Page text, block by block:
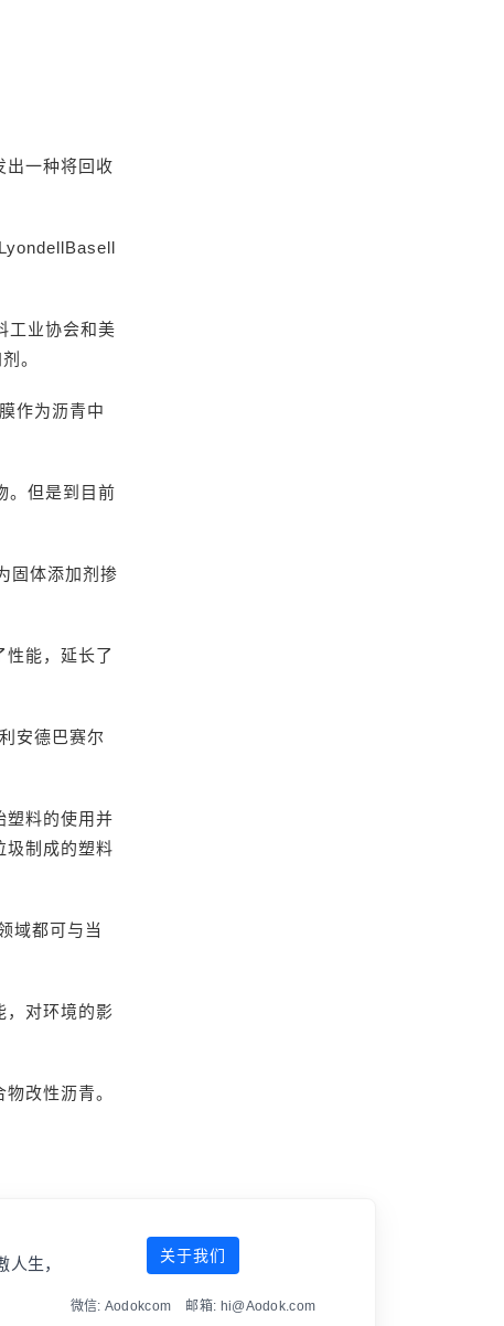
出一种将回收
工业协会和美
。
作为沥青中
。但是到目前
固体添加剂掺
能，延长了
安德巴赛尔
塑料的使用并
圾制成的塑料
域都可与当
，对环境的影
改性沥青。
生，
关于我们
微信: Aodokcom 邮箱: hi@Aodok.com